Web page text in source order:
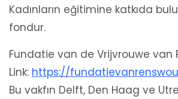
Kadınların eğitimine katkıda
fondur.
Fundatie van de Vrijvrouwe van
Link: https://
Bu vakfın Delft, Den Haag ve